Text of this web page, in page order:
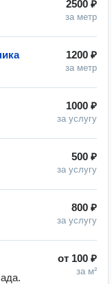
2500 ₽
за метр
1200 ₽
за метр
1000 ₽
за услугу
500 ₽
за услугу
800 ₽
за услугу
от 100 ₽
за м²